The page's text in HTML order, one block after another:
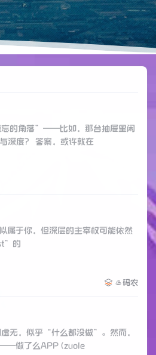
忘的角落”——比如，那台抽屉里闲
深度？ 答案，或许就在
属于你，但深层的主宰权可能依然
的
🥌码农
无，似乎“什么都没做”。然而，
——做了么APP (zuole